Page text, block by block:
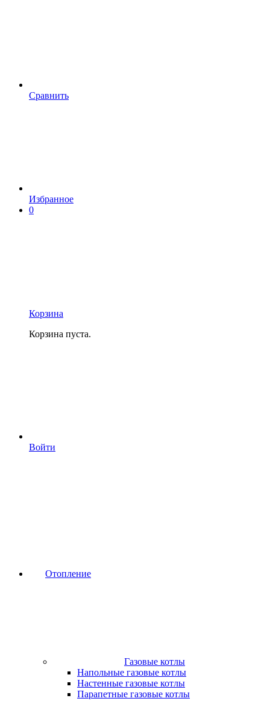
Сравнить
Избранное
0
Корзина
Корзина пуста.
Войти
Отопление
Газовые котлы
Напольные газовые котлы
Настенные газовые котлы
Парапетные газовые котлы